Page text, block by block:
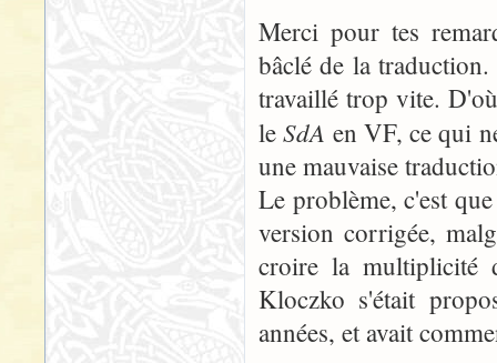
Merci pour tes
bâclé de la
travaillé trop vite.
leSdA en VF, ce qui
une mauvaise
Le problème, c'est
version corrigée,
croire la multiplicité
Kloczko s'était
années, et avait